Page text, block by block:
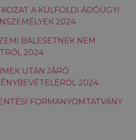
A KÜLFÖLDI ADÓÜGYI
2024
BALESETNEK NEM
2024
UTÁN JÁRÓ
2024
FORMANYOMTATVÁNY
munkamenet
állapotának
LLC
.delego.hu
hónap
társítva van a Google
szolgáltatáshoz. Ez a
megkülönböztetésére